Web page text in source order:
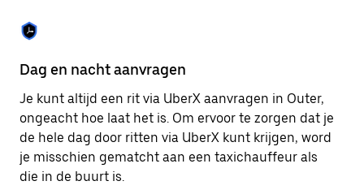
sluiten.
Dag en nacht aanvragen
Je kunt altijd een rit via UberX aanvragen in Outer,
ongeacht hoe laat het is. Om ervoor te zorgen dat je
de hele dag door ritten via UberX kunt krijgen, word
je misschien gematcht aan een taxichauffeur als
die in de buurt is.